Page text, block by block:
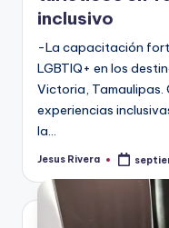
inclusivo
-La capacitación
LGBTIQ+ en los
Victoria, Tamaulipas.
experiencias
la…
Publicado
Jesus Rivera